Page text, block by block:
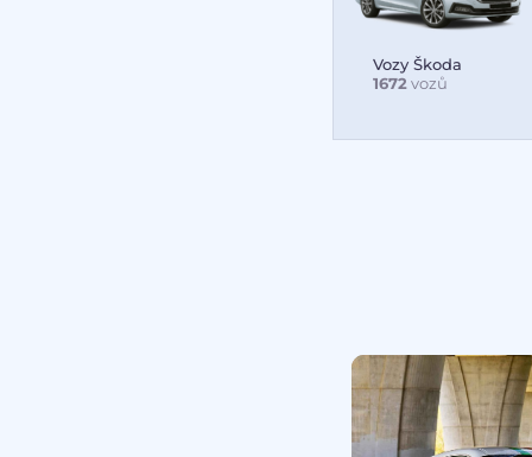
Vozy Škoda
1672vozů